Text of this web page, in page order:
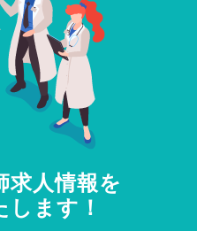
求人情報を
します！